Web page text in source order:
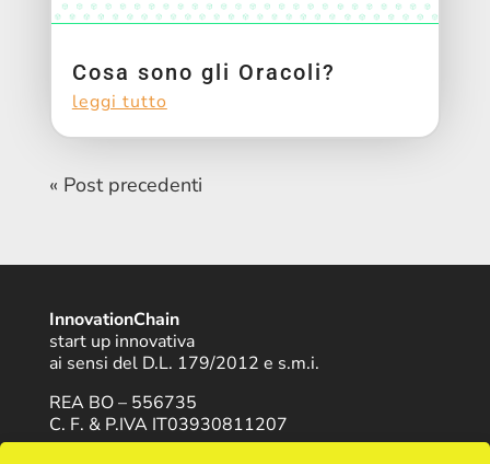
Cosa sono gli Oracoli?
leggi tutto
« Post precedenti
InnovationChain
start up innovativa
ai sensi del D.L. 179/2012 e s.m.i.
REA BO – 556735
C. F. & P.IVA IT03930811207